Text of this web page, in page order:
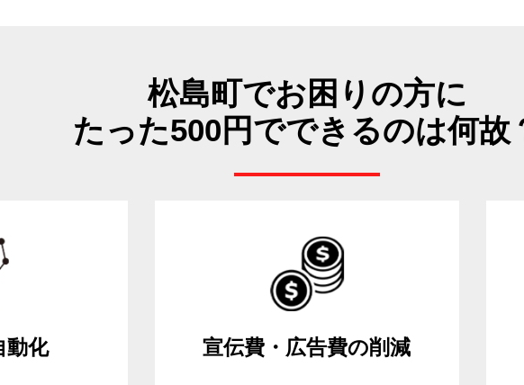
松島町でお困りの方に
たった500円でできるのは何故
動化 宣伝費・広告費の削減